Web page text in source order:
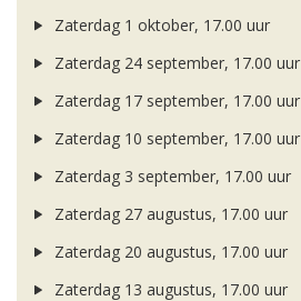
Zaterdag 1 oktober, 17.00 uur
Zaterdag 24 september, 17.00 uur
Zaterdag 17 september, 17.00 uur
Zaterdag 10 september, 17.00 uur
Zaterdag 3 september, 17.00 uur
Zaterdag 27 augustus, 17.00 uur
Zaterdag 20 augustus, 17.00 uur
Zaterdag 13 augustus, 17.00 uur